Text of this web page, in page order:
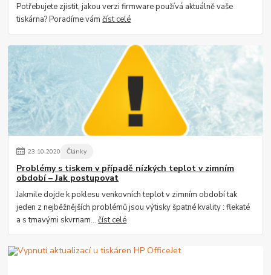
Potřebujete zjistit, jakou verzi firmware používá aktuálně vaše
tiskárna? Poradíme vámčíst celé
23.10.2020 Články
Problémy s tiskem v případě nízkých teplot v zimním
období – Jak postupovat
Jakmile dojde k poklesu venkovních teplot v zimním období tak
jeden z nejběžnějších problémů jsou výtisky špatné kvality : flekaté
a s tmavými skvrnam...číst celé